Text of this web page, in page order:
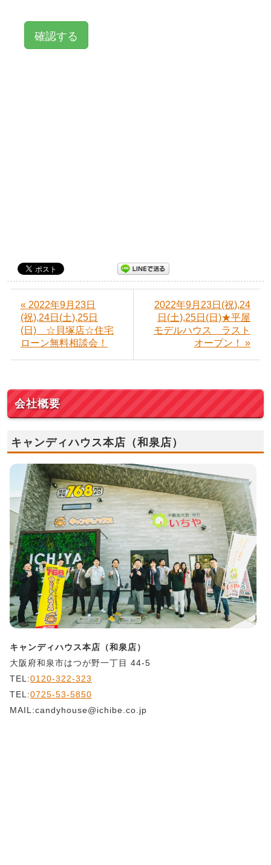
« 2022年9月23日
(祝),24日(土),25日
(日) ☆貝塚店☆住宅
ローン無料相談会！
2022年9月23日(祝),24
日(土),25日(日)★平屋
モデルハウス ラスト
オープン！ »
会社概要
キャンディハウス本店（和泉店）
キャンディハウス本店（和泉店）
大阪府和泉市はつが野一丁目 44-5
TEL:0120-322-323
TEL:0725-53-5850
MAIL:candyhouse@ichibe.co.jp